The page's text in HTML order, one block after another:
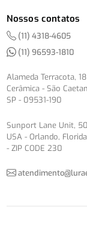
Nossos contatos
(11) 4318-4605
(11) 96593-1810
Alameda Terracota,
Cerâmica - São
SP - 09531-190
Sunport Lane Unit,
USA - Orlando, Florida
- ZIP CODE 230